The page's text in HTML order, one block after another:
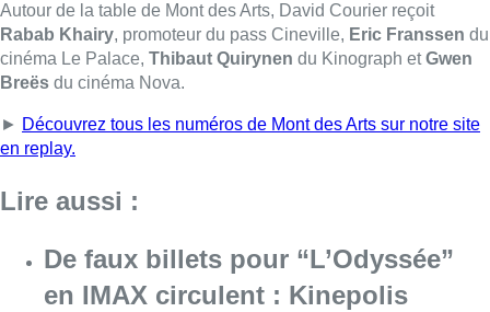
Autour de la table de Mont des Arts, David Courier reçoit
Rabab Khairy, promoteur du pass Cineville, Eric Franssen du
cinéma Le Palace, Thibaut Quirynen du Kinograph etGwen
Breës du cinéma Nova.
► Découvrez tous les numéros de Mont des Arts sur notre site
en replay.
Lire aussi :
De faux billets pour “L’Odyssée”
en IMAX circulent : Kinepolis